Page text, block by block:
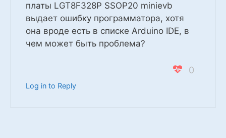
платы LGT8F328P SSOP20 minievb
выдает ошибку программатора, хотя
она вроде есть в списке Arduino IDE, в
чем может быть проблема?
0
Log in to Reply